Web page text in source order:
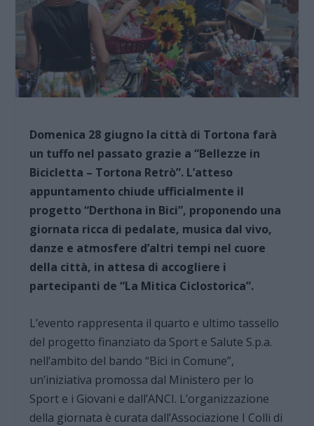
Domenica 28 giugno la città di Tortona farà
un tuffo nel passato grazie a “Bellezze in
Bicicletta – Tortona Retrò”. L’atteso
appuntamento chiude ufficialmente il
progetto “Derthona in Bici”, proponendo una
giornata ricca di pedalate, musica dal vivo,
danze e atmosfere d’altri tempi nel cuore
della città, in attesa di accogliere i
partecipanti de “La Mitica Ciclostorica”.
L’evento rappresenta il quarto e ultimo tassello
del progetto finanziato da Sport e Salute S.p.a.
nell’ambito del bando “Bici in Comune”,
un’iniziativa promossa dal Ministero per lo
Sport e i Giovani e dall’ANCI. L’organizzazione
della giornata è curata dall’Associazione I Colli di